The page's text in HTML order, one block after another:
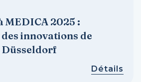
MEDICA 2025 :
innovations de
Düsseldorf
Détails